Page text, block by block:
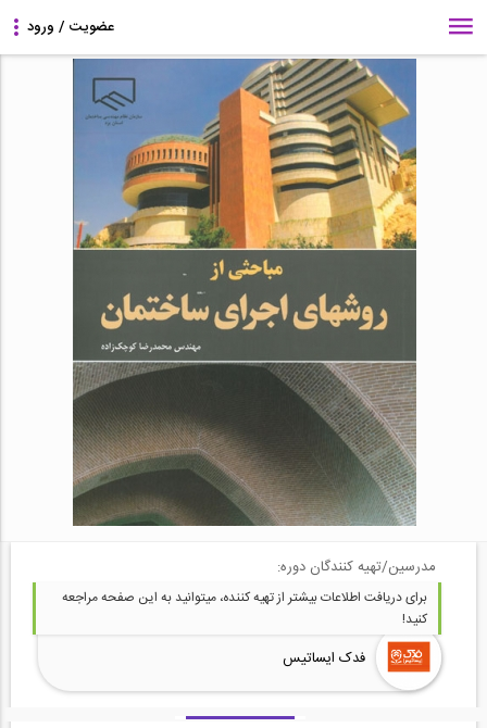
مدرسین/تهیه کنندگان دوره:
برای دریافت اطلاعات بیشتر از تهیه کننده، میتوانید به این صفحه مراجعه
کنید!
فدک ایساتیس